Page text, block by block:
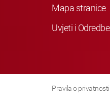
Mapa stranice
Uvjeti i Odredbe
Pravila o privatnosti